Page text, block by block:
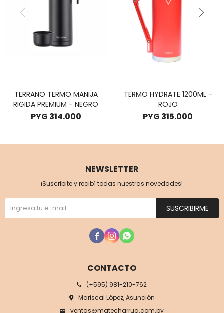
TERRANO TERMO MANIJA
RIGIDA PREMIUM - NEGRO
PYG 314.000
TERMO HYDRATE 1200ML -
ROJO
PYG 315.000
CONTACTO
(+595) 981-210-762
Mariscal López, Asunción
ventas@matecharrua.com.py
NEWSLETTER
¡Suscribite y recibí todas nuestras novedades!
SUSCRIBIRME
  